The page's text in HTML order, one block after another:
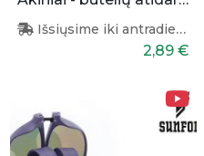
Išsiųsime iki antradienio
2,89 €